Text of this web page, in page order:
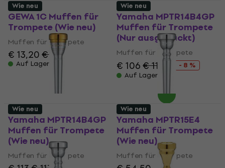
GEWA 1C Muffen für
Trompete (Wie neu)
Muffen für Trompete
€ 13,20€ 14
Auf Lager
Yamaha MPTR14B4GP
Muffen für Trompete
(Nur ausgepackt)
Muffen für Trompete
€ 106€ 115
- 8 %
Auf Lager
Wie neu
Yamaha MPTR14B4GP
Muffen für Trompete
(Wie neu)
Muffen für Trompete
Wie neu
Yamaha MPTR15E4
Muffen für Trompete
(Wie neu)
Muffen für Trompete
Wie neu Wie neu